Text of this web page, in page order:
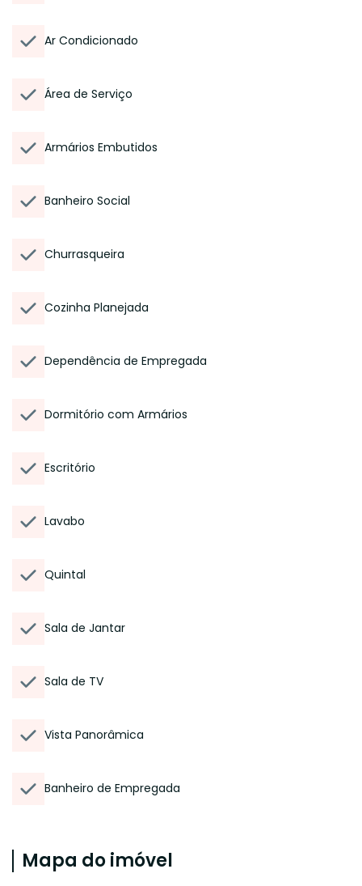
Ar Condicionado
Área de Serviço
Armários Embutidos
Banheiro Social
Churrasqueira
Cozinha Planejada
Dependência de Empregada
Dormitório com Armários
Escritório
Lavabo
Quintal
Sala de Jantar
Sala de TV
Vista Panorâmica
Banheiro de Empregada
Mapa do imóvel